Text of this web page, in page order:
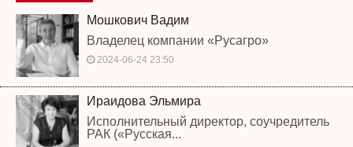
Мошкович Вадим
Владелец компании «Русагро»
2024-06-24 23:50
Ираидова Эльмира
Исполнительный директор, соучредитель
РАК («Русская...